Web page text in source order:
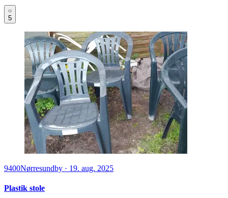
5
9400Nørresundby · 19. aug. 2025
Plastik stole